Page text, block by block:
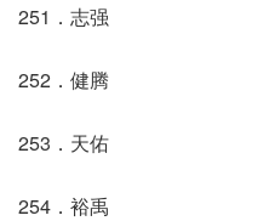
251．志强
252．健腾
253．天佑
254．裕禹